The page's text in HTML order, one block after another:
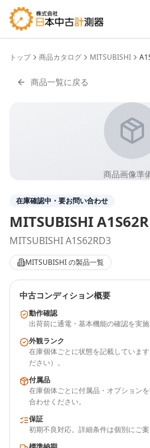
トップ 商品カタログ MITSUBISHI
商品一覧に戻る
商品画像準
在庫確認中・要お問い合わせ
MITSUBISHI
MITSUBISHI A1S62RD3
MITSUBISHIの製品一覧
中古コンディション概要
動作確認
出荷前に通電・基本機能の確認を実施
外観ランク
在庫個体ごとに状態を記載していま
ださい）。
付属品
在庫個体ごとに付属品・オプション
合わせください。
保証
初期不良対応。詳細条件は個別にご案